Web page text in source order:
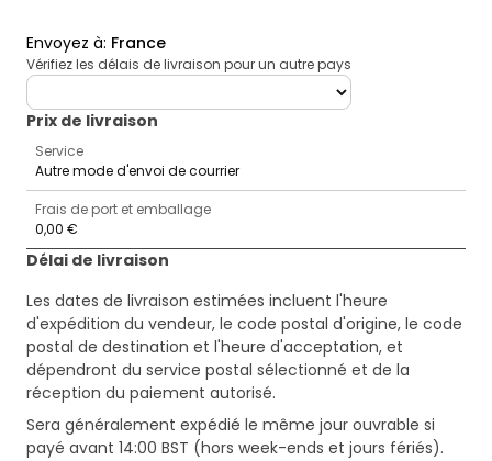
Envoyez à: France
Vérifiez les délais de livraison pour un autre pays
deliveryCountry
Prix ​​de livraison
Service
Autre mode d'envoi de courrier
Frais de port et emballage
0,00 €
Délai de livraison
Les dates de livraison estimées incluent l'heure
d'expédition du vendeur, le code postal d'origine, le code
postal de destination et l'heure d'acceptation, et
dépendront du service postal sélectionné et de la
réception du paiement autorisé.
Sera généralement expédié le même jour ouvrable si
payé avant 14:00 BST (hors week-ends et jours fériés).